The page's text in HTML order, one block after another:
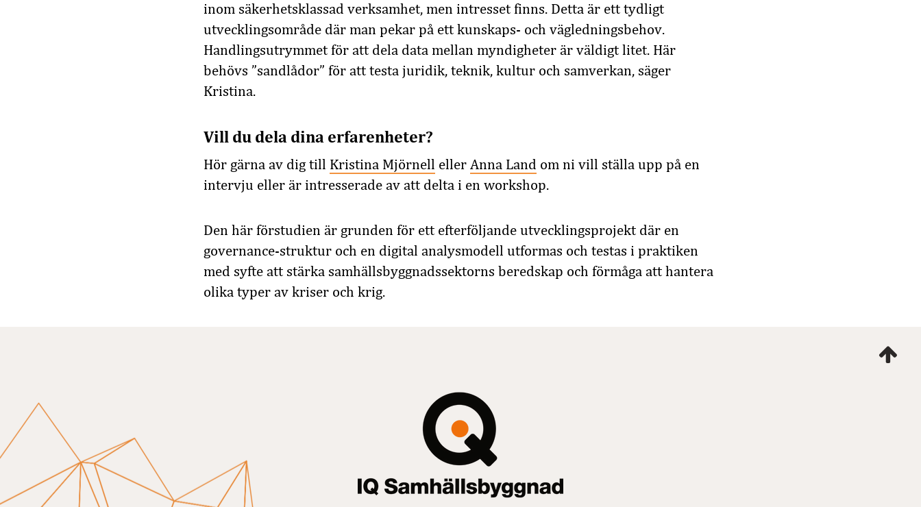
inom säkerhetsklassad verksamhet, men intresset finns. Detta är ett tydligt
utvecklingsområde där man pekar på ett kunskaps- och vägledningsbehov.
Handlingsutrymmet för att dela data mellan myndigheter är väldigt litet. Här
behövs ”sandlådor” för att testa juridik, teknik, kultur och samverkan, säger
Kristina.
Vill du dela dina erfarenheter?
Hör gärna av dig till Kristina Mjörnell eller Anna Land om ni vill ställa upp på en
intervju eller är intresserade av att delta i en workshop.
Den här förstudien är grunden för ett efterföljande utvecklingsprojekt där en
governance-struktur och en digital analysmodell utformas och testas i praktiken
med syfte att stärka samhällsbyggnadssektorns beredskap och förmåga att hantera
olika typer av kriser och krig.
mig